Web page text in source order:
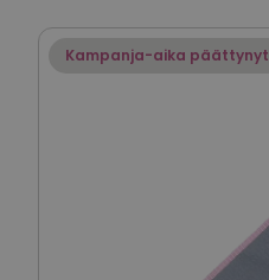
Kampanja-aika päättynyt